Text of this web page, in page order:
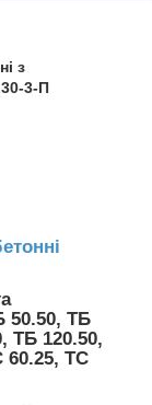
з
3-П
50.50, ТБ
ТБ 120.50,
60.25, ТС